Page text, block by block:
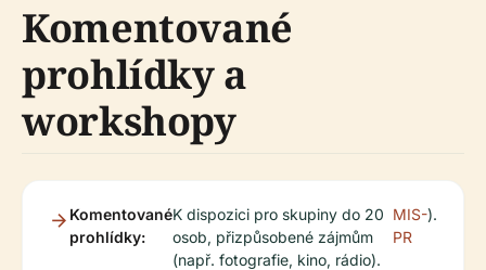
Komentované
prohlídky a
workshopy
Komentované
prohlídky:
K dispozici pro skupiny do 20
osob, přizpůsobené zájmům
(např. fotografie, kino, rádio).
MIS-
PR
).